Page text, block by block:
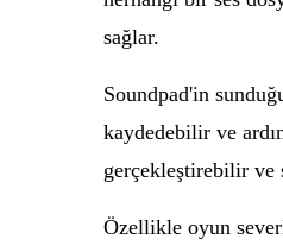
sağlar.
Soundpad'in
kaydedebilir ve
gerçekleştirebilir ve
Özellikle oyun